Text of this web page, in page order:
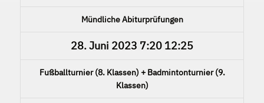
Mündliche Abiturprüfungen
28. Juni 2023 7:20 12:25
Fußballturnier (8. Klassen) + Badmintonturnier (9.
Klassen)